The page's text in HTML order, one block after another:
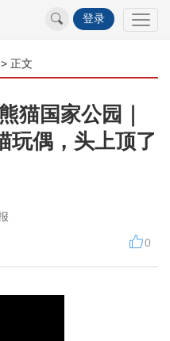
登录
> 正文
猫国家公园｜
玩偶，头上顶了
0